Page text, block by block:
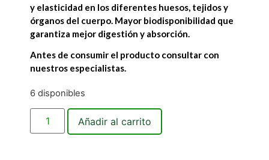
y elasticidad en los diferentes huesos, tejidos y
órganos del cuerpo. Mayor biodisponibilidad que
garantiza mejor digestión y absorción.
Antes de consumir el producto consultar con
nuestros especialistas.
6 disponibles
Añadir al carrito